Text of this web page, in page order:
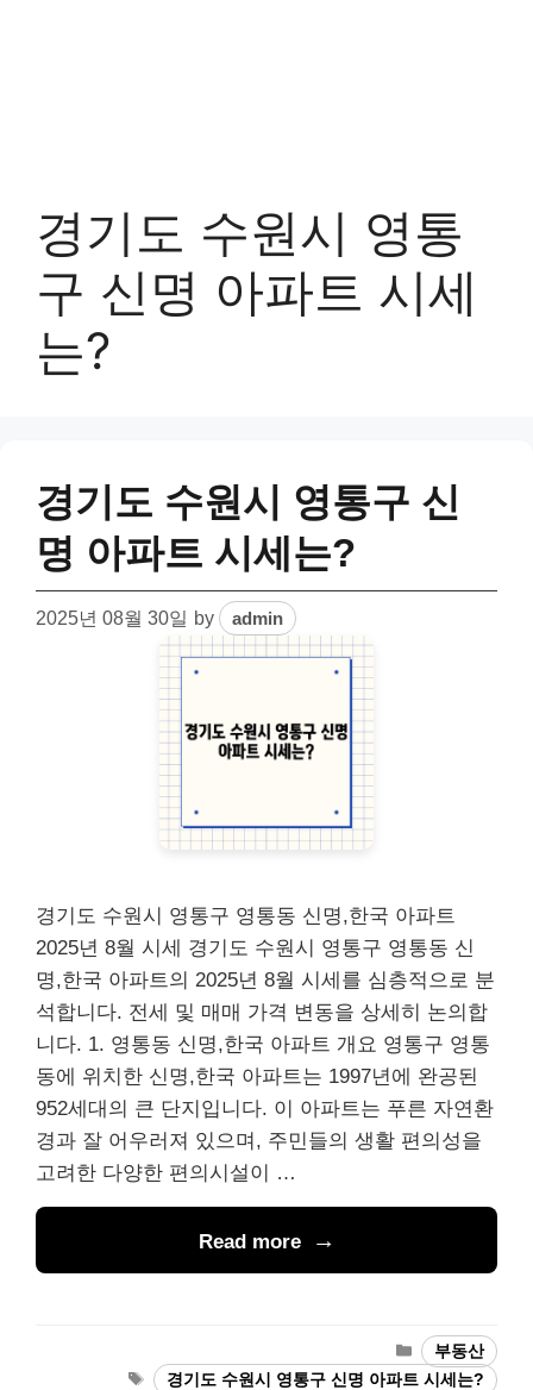
경기도 수원시 영통
구 신명 아파트 시세
는?
경기도 수원시 영통구 신
명 아파트 시세는?
2025년 08월 30일 by admin
경기도 수원시 영통구 영통동 신명,한국 아파트
2025년 8월 시세 경기도 수원시 영통구 영통동 신
명,한국 아파트의 2025년 8월 시세를 심층적으로 분
석합니다. 전세 및 매매 가격 변동을 상세히 논의합
니다. 1. 영통동 신명,한국 아파트 개요 영통구 영통
동에 위치한 신명,한국 아파트는 1997년에 완공된
952세대의 큰 단지입니다. 이 아파트는 푸른 자연환
경과 잘 어우러져 있으며, 주민들의 생활 편의성을
고려한 다양한 편의시설이 …
Read more
Categories
부동산
Tags경기도 수원시 영통구 신명 아파트 시세는?